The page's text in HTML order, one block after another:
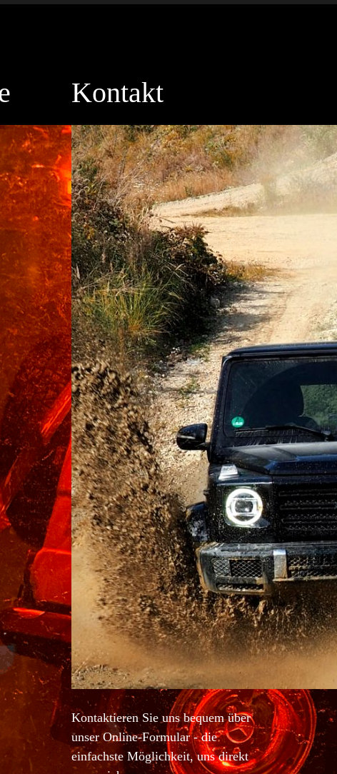
Kontakt
Kontaktieren Sie uns bequem über
unser Online-Formular - die
einfachste Möglichkeit, uns direkt